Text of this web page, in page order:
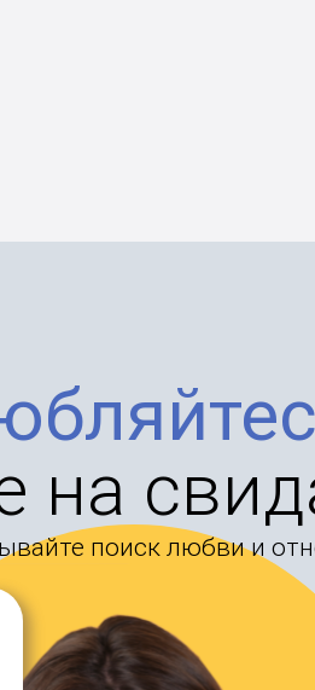
на
поиск любви и